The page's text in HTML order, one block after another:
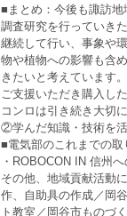
■まとめ：今後も諏訪地
調査研究を行っていき
継続して行い、事象や
物や植物への影響も含
きたいと考えています。
ご支援いただき購入し
コンロは引き続き大切
②学んだ知識・技術を
■電気部のこれまでの取
・ROBOCON IN 信州
その他、地域貢献活動
作、自助具の作成／岡
ト教室／岡谷市ものづ